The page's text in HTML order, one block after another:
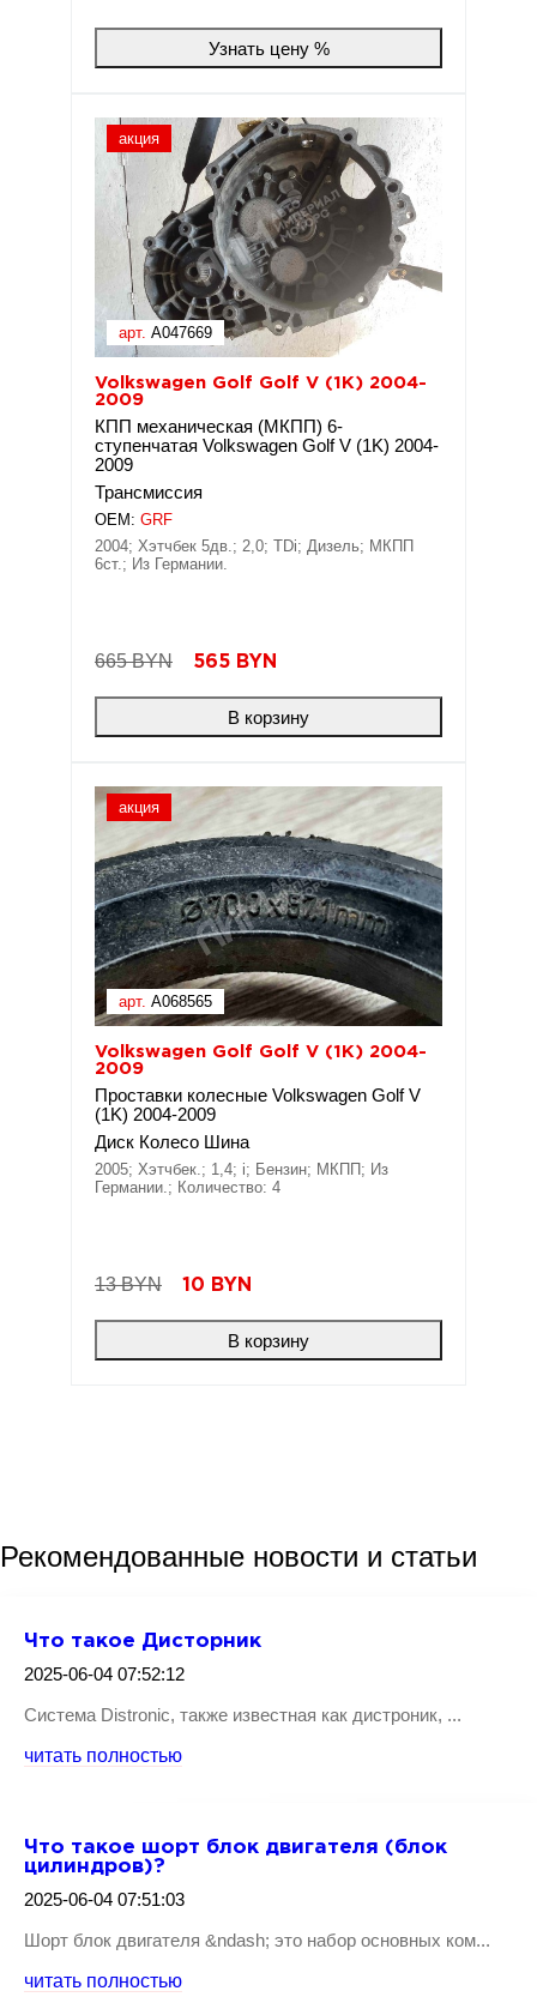
Узнать цену %
акция
арт. A047669
Volkswagen Golf Golf V (1K) 2004-
2009
КПП механическая (МКПП) 6-
ступенчатая Volkswagen Golf V (1K) 2004-
2009
Трансмиссия
OEM: GRF
2004; Хэтчбек 5дв.; 2,0; TDi; Дизель; МКПП
6ст.; Из Германии.
665 BYN 565 BYN
В корзину
акция
арт. A068565
Volkswagen Golf Golf V (1K) 2004-
2009
Проставки колесные Volkswagen Golf V
(1K) 2004-2009
Диск Колесо Шина
2005; Хэтчбек.; 1,4; i; Бензин; МКПП; Из
Германии.; Количество: 4
13 BYN 10 BYN
В корзину
Рекомендованные новости и статьи
Что такое Дисторник
2025-06-04 07:52:12
Система Distronic, также известная как дистроник, ...
читать полностью
Что такое шорт блок двигателя (блок
цилиндров)?
2025-06-04 07:51:03
Шорт блок двигателя &ndash; это набор основных ком...
читать полностью